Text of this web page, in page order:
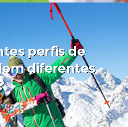
perfis de
diferentes